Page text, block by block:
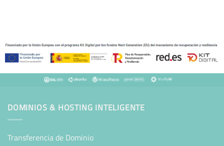
DOMINIOS & HOSTING INTELIGENTE
Transferencia de Dominio